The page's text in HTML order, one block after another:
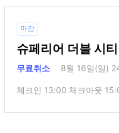
마감
슈페리어 더블 시
무료취소 8월 16일(일)
체크인 13:00 체크아웃